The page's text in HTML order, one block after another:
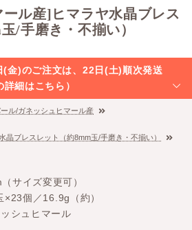
ール産]ヒマラヤ水晶ブレス
/手磨き・不揃い）
金)のご注文は、22日(土)順次発送
細はこちら）
ル/ガネッシュヒマール産
晶ブレスレット（約8mm玉/手磨き・不揃い）
サイズ変更可）
個／16.9g（約）
シュヒマール